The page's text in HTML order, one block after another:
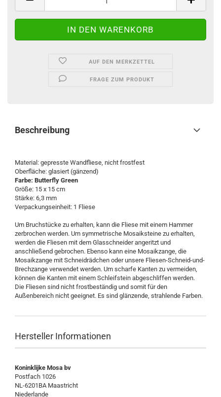
AUF DEN MERKZETTEL
FRAGE ZUM PRODUKT
Beschreibung
Material: gepresste Wandfliese, nicht frostfest
Oberfläche: glasiert (gänzend)
Farbe: Butterfly Green
Größe: 15 x 15 cm
Stärke: 6,3 mm
Verpackungseinheit: 1 Fliese
Um Bruchstücke zu erhalten, kann die Fliese mit einem Hammer
zerbrochen werden. Um symmetrische Mosaiksteine zu erhalten,
werden die Fliesen mit dem Glasschneider angeritzt und
anschließend gebrochen. Ebenso kann eine Mosaikzange, die
Mosaikzange mit Schneidrädchen oder unsere Fliesen-Schneid-und-
Brechzange verwendet werden. Um scharfe Kanten zu vermeiden,
können die Kanten mit einem Schleifstein abgeschliffen werden.
Die Fliesen sind nicht frostbeständig und somit für den
Außenbereich nicht geeignet. Es sind glänzende, strahlende Farben.
Hersteller Informationen
Koninklijke Mosa bv
Postfach 1026
NL-6201BA Maastricht
Niederlande